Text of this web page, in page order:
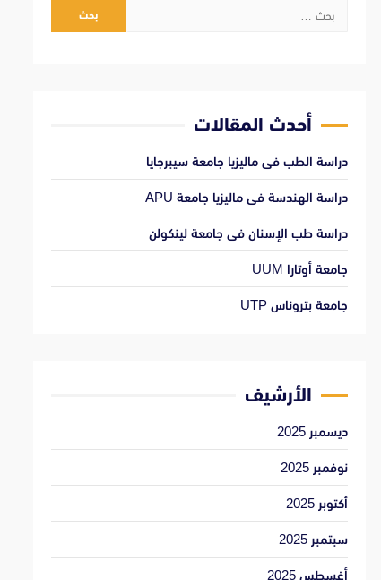
البحث
أحدث المقالات
دراسة الطب فى ماليزيا جامعة سيبرجايا
دراسة الهندسة فى ماليزيا جامعة APU
دراسة طب الإسنان فى جامعة لينكولن
جامعة أوتارا UUM
جامعة بتروناس UTP
الأرشيف
ديسمبر 2025
نوفمبر 2025
أكتوبر 2025
سبتمبر 2025
أغسطس 2025